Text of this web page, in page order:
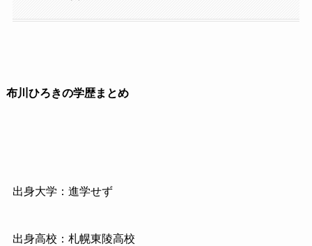
布川ひろきの学歴まとめ
出身大学：進学せず
出身高校：札幌東陵高校